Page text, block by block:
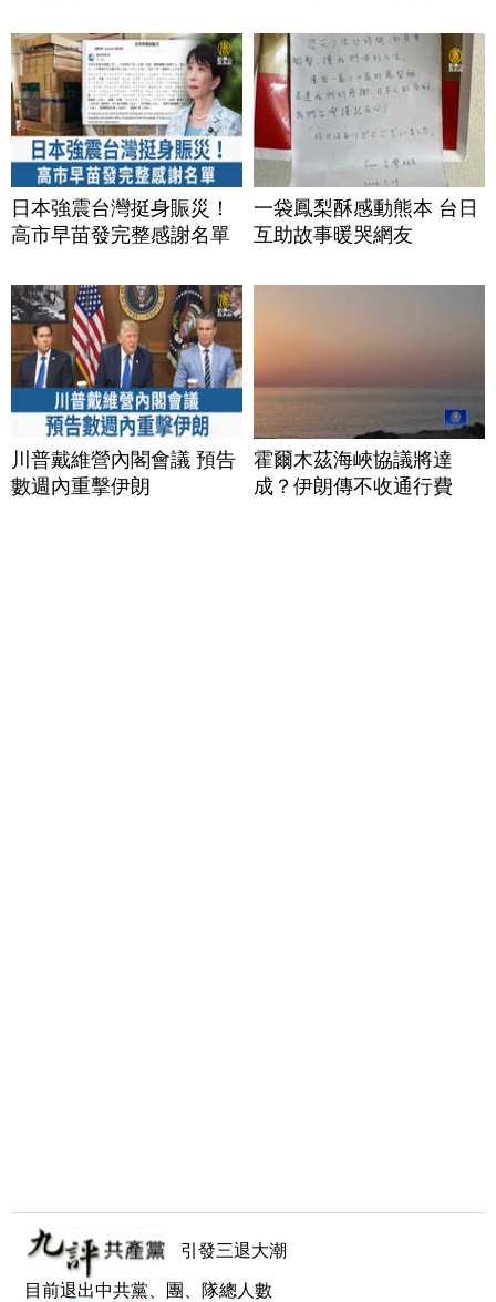
日本強震台灣挺身賑災！
高市早苗發完整感謝名單
一袋鳳梨酥感動熊本 台日
互助故事暖哭網友
川普戴維營內閣會議 預告
數週內重擊伊朗
霍爾木茲海峽協議將達
成？伊朗傳不收通行費
引發三退大潮
目前退出中共黨、團、隊總人數